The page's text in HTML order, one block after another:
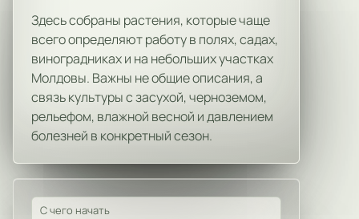
Здесь собраны растения, которые чаще
всего определяют работу в полях, садах,
виноградниках и на небольших участках
Молдовы. Важны не общие описания, а
связь культуры с засухой, черноземом,
рельефом, влажной весной и давлением
болезней в конкретный сезон.
С чего начать